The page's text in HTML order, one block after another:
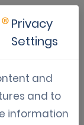
Privacy
Settings
and
and to
information